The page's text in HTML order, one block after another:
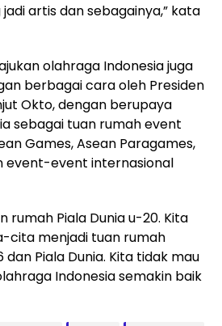
artis dan sebagainya,” kata
olahraga Indonesia juga
berbagai cara oleh Presiden
Okto, dengan berupaya
sebagai tuan rumah event
Games, Asean Paragames,
event-event internasional
rumah Piala Dunia u-20. Kita
cita menjadi tuan rumah
Piala Dunia. Kita tidak mau
Indonesia semakin baik